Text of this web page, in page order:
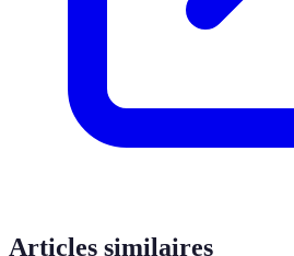
Articles similaires